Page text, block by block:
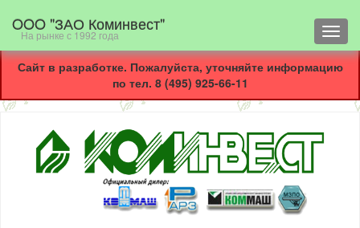
OOO "ЗАО Коминвест"
На рынке с 1992 года
Сайт в разработке. Пожалуйста, уточняйте информацию
по тел. 8 (495) 925-66-11